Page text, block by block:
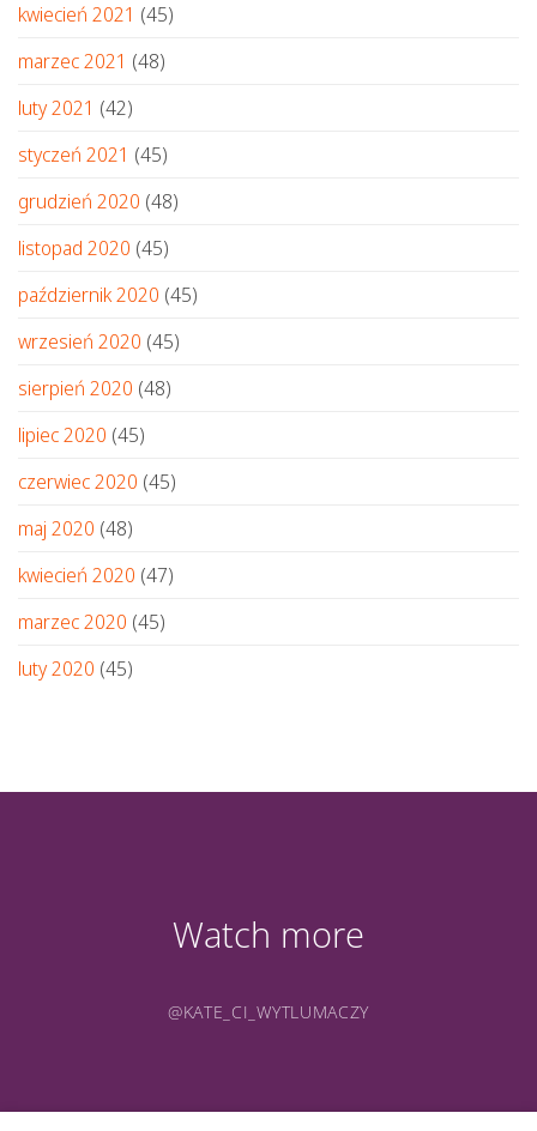
kwiecień 2021 (45)
marzec 2021 (48)
luty 2021 (42)
styczeń 2021 (45)
grudzień 2020 (48)
listopad 2020 (45)
październik 2020 (45)
wrzesień 2020 (45)
sierpień 2020 (48)
lipiec 2020 (45)
czerwiec 2020 (45)
maj 2020 (48)
kwiecień 2020 (47)
marzec 2020 (45)
luty 2020 (45)
Watch more
@KATE_CI_WYTLUMACZY